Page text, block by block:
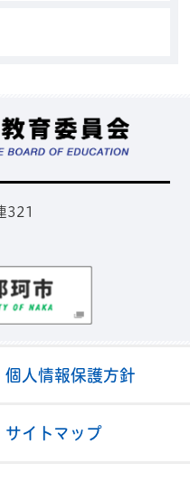
321
個人情報保護方針
サイトマップ